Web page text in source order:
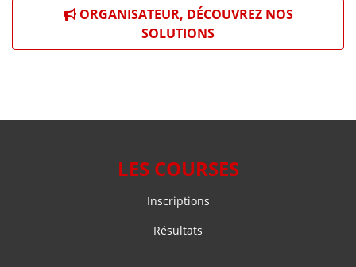
ORGANISATEUR, DÉCOUVREZ NOS
SOLUTIONS
LES COURSES
Inscriptions
Résultats